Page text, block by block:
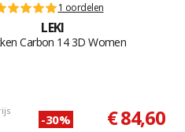
1 oordelen
LEKI
Carbon 14 3D Women
-30% € 84,60